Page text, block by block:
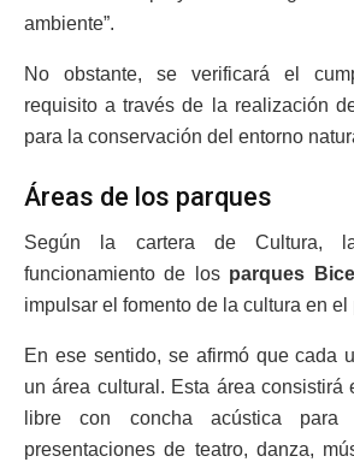
ambiente”.
No obstante, se verificará el
requisito a través de la realización
para la conservación del entorno
Áreas de los parques
Según la cartera de Cultura,
funcionamiento de los parques
impulsar el fomento de la cultura en el
En ese sentido, se afirmó que cada
un área cultural. Esta área consistirá
libre con concha acústica
presentaciones de teatro, danza,